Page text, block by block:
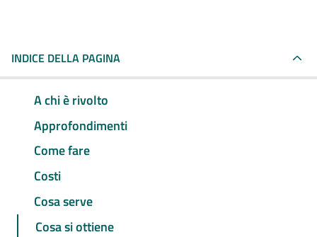
INDICE DELLA PAGINA
A chi è rivolto
Approfondimenti
Come fare
Costi
Cosa serve
Cosa si ottiene